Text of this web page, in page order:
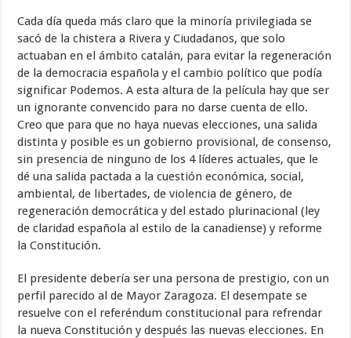
Cada día queda más claro que la minoría privilegiada se
sacó de la chistera a Rivera y Ciudadanos, que solo
actuaban en el ámbito catalán, para evitar la regeneración
de la democracia española y el cambio político que podía
significar Podemos. A esta altura de la película hay que ser
un ignorante convencido para no darse cuenta de ello.
Creo que para que no haya nuevas elecciones, una salida
distinta y posible es un gobierno provisional, de consenso,
sin presencia de ninguno de los 4 líderes actuales, que le
dé una salida pactada a la cuestión económica, social,
ambiental, de libertades, de violencia de género, de
regeneración democrática y del estado plurinacional (ley
de claridad española al estilo de la canadiense) y reforme
la Constitución.
El presidente debería ser una persona de prestigio, con un
perfil parecido al de Mayor Zaragoza. El desempate se
resuelve con el referéndum constitucional para refrendar
la nueva Constitución y después las nuevas elecciones. En